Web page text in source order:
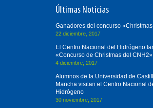
Últimas Noticias
Ganadores del concurso
22 diciembre, 2017
El Centro Nacional del Hidrógeno
«Concurso de Christmas del CNH2»
4 diciembre, 2017
Alumnos de la Universidad de
Mancha visitan el Centro Nacional
Hidrógeno
30 noviembre, 2017